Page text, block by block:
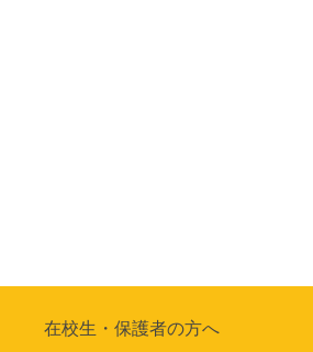
在校生・保護者の方へ